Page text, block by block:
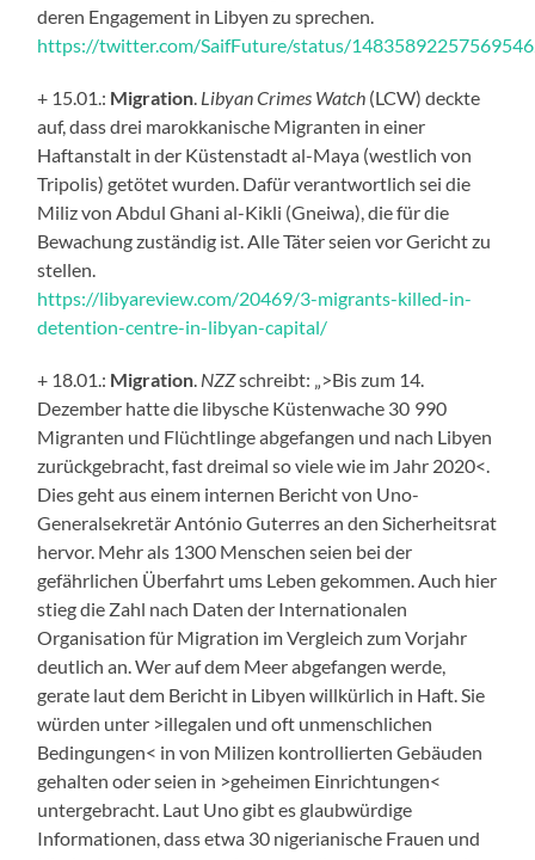
deren Engagement in Libyen zu sprechen.
https://twitter.com/SaifFuture/status/
+ 15.01.: Migration Libyan Crimes Watch (LCW) deckte
auf, dass drei marokkanische Migranten in einer
Haftanstalt in der Küstenstadt al-Maya (westlich von
Tripolis) getötet wurden. Dafür verantwortlich sei die
Miliz von Abdul Ghani al-Kikli (Gneiwa), die für die
Bewachung zuständig ist. Alle Täter seien vor Gericht zu
stellen.
https://libyareview.com/20469/3-migrants-killed-in-
detention-centre-in-libyan-capital/
+ 18.01.: Migration NZZschreibt: „>Bis zum 14.
Dezember hatte die libysche Küstenwache 30 990
Migranten und Flüchtlinge abgefangen und nach Libyen
zurückgebracht, fast dreimal so viele wie im Jahr 2020<.
Dies geht aus einem internen Bericht von Uno-
Generalsekretär António Guterres an den Sicherheitsrat
hervor. Mehr als 1300 Menschen seien bei der
gefährlichen Überfahrt ums Leben gekommen. Auch hier
stieg die Zahl nach Daten der Internationalen
Organisation für Migration im Vergleich zum Vorjahr
deutlich an. Wer auf dem Meer abgefangen werde,
gerate laut dem Bericht in Libyen willkürlich in Haft. Sie
würden unter >illegalen und oft unmenschlichen
Bedingungen< in von Milizen kontrollierten Gebäuden
gehalten oder seien in >geheimen Einrichtungen<
untergebracht. Laut Uno gibt es glaubwürdige
Informationen, dass etwa 30 nigerianische Frauen und